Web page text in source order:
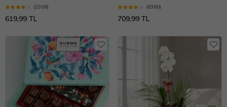
(2306)
619,99 TL
(8380)
709,99 TL